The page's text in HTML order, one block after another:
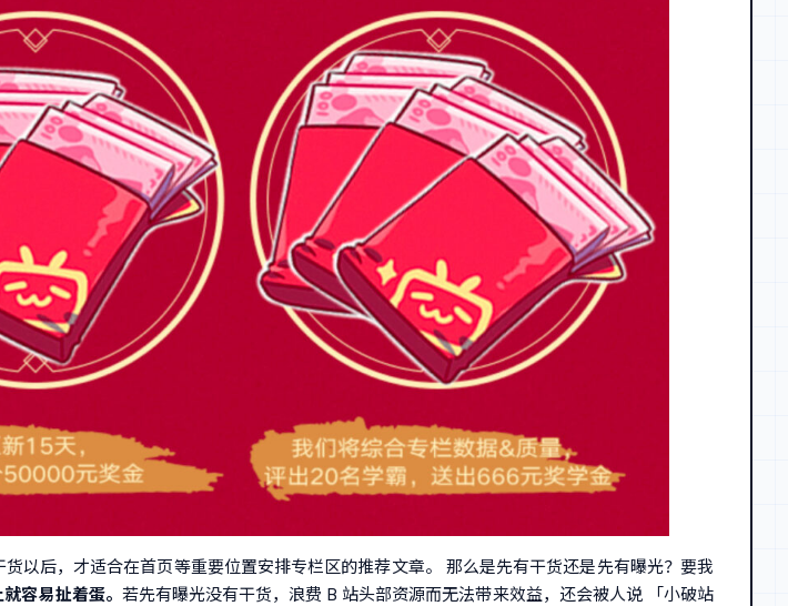
以后，才适合在首页等重要位置安排专栏区的推荐文章。 那么是先有干货还是先有曝光？要我
容易扯着蛋。 若先有曝光没有干货，浪费 B 站头部资源而无法带来效益，还会被人说 「小破站